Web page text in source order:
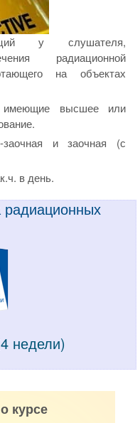
у слушателя,
радиационной
на объектах
имеющие высшее или
заочная и заочная (с
в день.
радиационных
недели)
курсе